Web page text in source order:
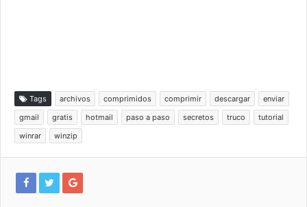
Tags archivos comprimidos comprimir descargar
enviar
gmail
gratis hotmail paso a paso secretos truco
tutorial
winrar
winzip